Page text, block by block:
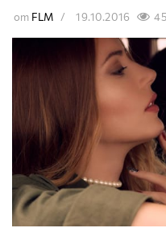
от FLM 19.10.2016